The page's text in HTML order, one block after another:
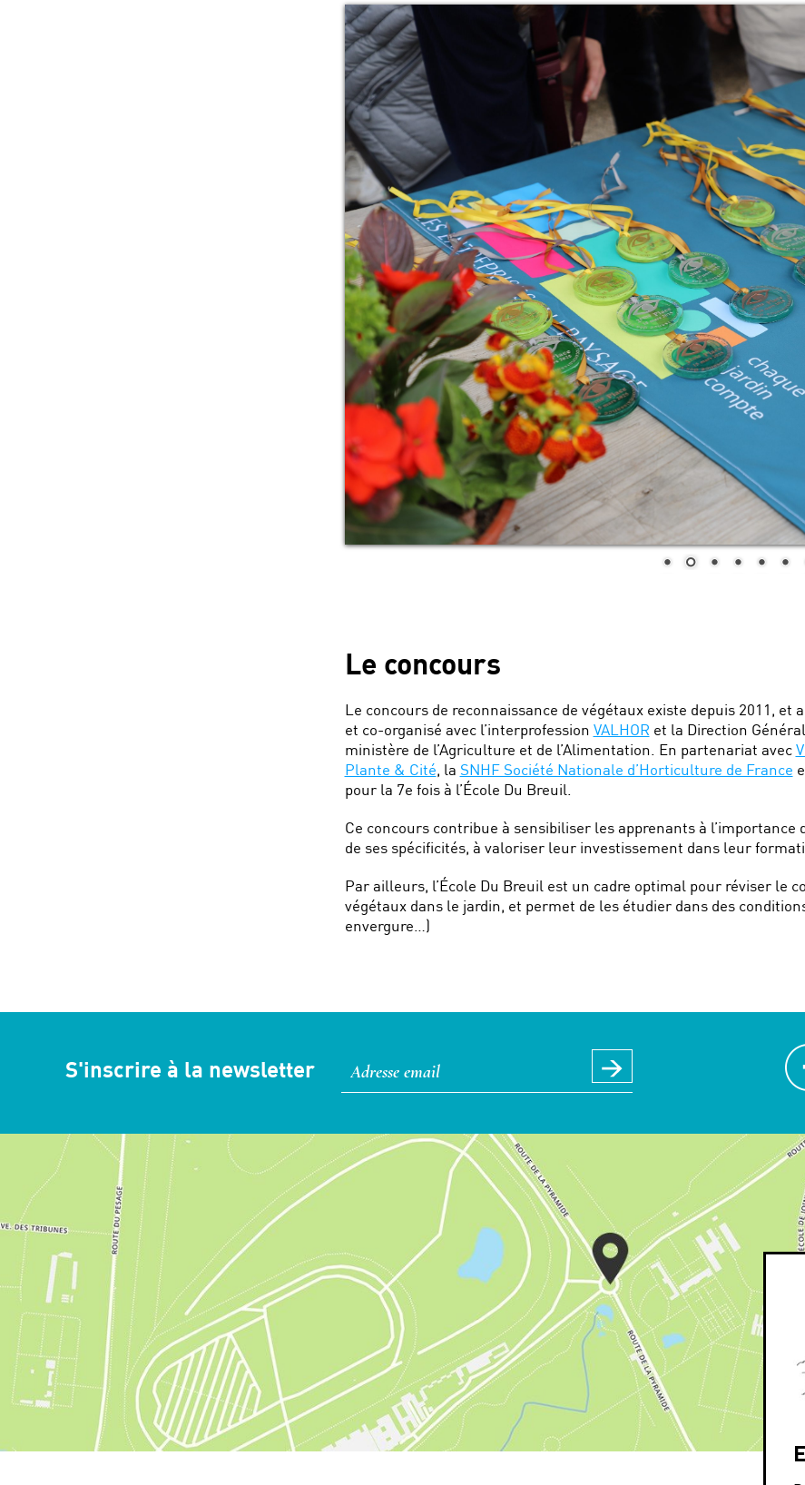
Le concours
Le concours de reconnaissance de végétaux existe depuis 2011, et
et co-organisé avec l’interprofessionVALHORet la Direction
ministère de l’Agriculture et de l’Alimentation. En partenariat avec
pour la 7e fois à l’École Du Breuil.
Ce concours contribue à sensibiliser les apprenants à l’importance
de ses spécificités, à valoriser leur investissement dans leur
Par ailleurs, l’École Du Breuil est un cadre optimal pour réviser le